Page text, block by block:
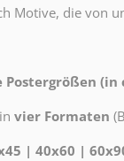
Motive, die von
Postergrößen (in
vier Formaten
| 40x60 |